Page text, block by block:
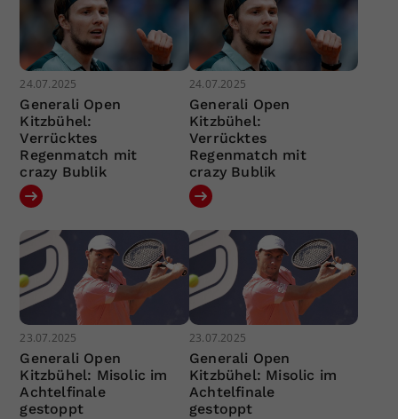
24.07.2025
Generali Open
Kitzbühel:
Verrücktes
Regenmatch mit
crazy Bublik
24.07.2025
Generali Open
Kitzbühel:
Verrücktes
Regenmatch mit
crazy Bublik
23.07.2025
Generali Open
Kitzbühel: Misolic im
Achtelfinale
gestoppt
23.07.2025
Generali Open
Kitzbühel: Misolic im
Achtelfinale
gestoppt